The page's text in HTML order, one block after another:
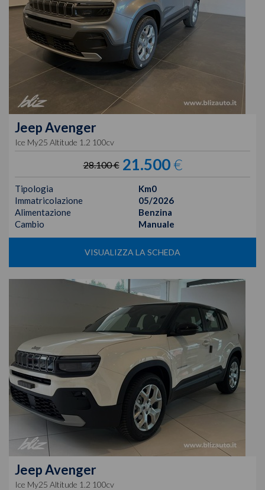
JeepAvenger
Ice My25 Altitude 1.2 100cv
28.100 € 21.500€
Tipologia
Km0
Immatricolazione
05/2026
Alimentazione
Benzina
Cambio
Manuale
VISUALIZZA LA SCHEDA
JeepAvenger
Ice My25 Altitude 1.2 100cv